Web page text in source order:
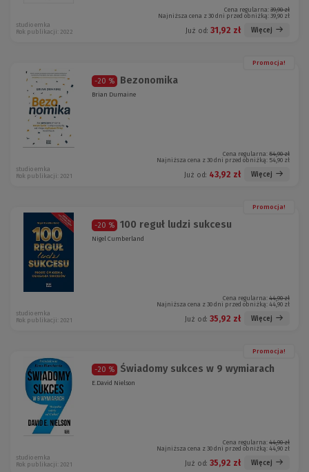
Cena regularna: 39,90 zł
Najniższa cena z 30 dni przed obniżką: 39,90 zł
Już od: 31,92 zł Więcej
studio emka
Rok publikacji: 2022
Promocja!
-20 % Bezonomika
Brian Dumaine
Cena regularna: 54,90 zł
Najniższa cena z 30 dni przed obniżką: 54,90 zł
Już od: 43,92 zł Więcej
studio emka
Rok publikacji: 2021
Promocja!
-20 % 100 reguł ludzi sukcesu
Nigel Cumberland
Cena regularna: 44,90 zł
Najniższa cena z 30 dni przed obniżką: 44,90 zł
Już od: 35,92 zł Więcej
studio emka
Rok publikacji: 2021
Promocja!
-20 % Świadomy sukces w 9 wymiarach
E.David Nielson
Cena regularna: 44,90 zł
Najniższa cena z 30 dni przed obniżką: 44,90 zł
Już od: 35,92 zł Więcej
studio emka
Rok publikacji: 2021